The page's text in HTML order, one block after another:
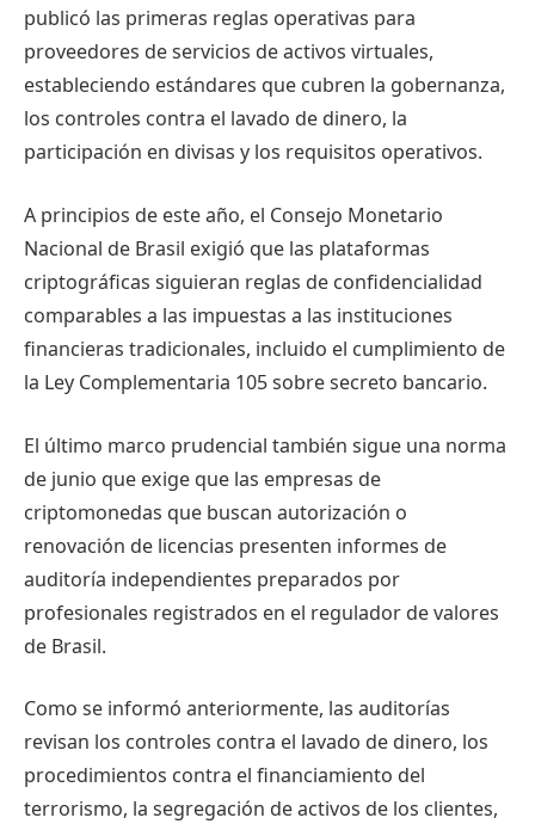
publicó las primeras reglas operativas para
proveedores de servicios de activos virtuales,
estableciendo estándares que cubren la gobernanza,
los controles contra el lavado de dinero, la
participación en divisas y los requisitos operativos.
A principios de este año, el Consejo Monetario
Nacional de Brasil exigió que las plataformas
criptográficas siguieran reglas de confidencialidad
comparables a las impuestas a las instituciones
financieras tradicionales, incluido el cumplimiento de
la Ley Complementaria 105 sobre secreto bancario.
El último marco prudencial también sigue una norma
de junio que exige que las empresas de
criptomonedas que buscan autorización o
renovación de licencias presenten informes de
auditoría independientes preparados por
profesionales registrados en el regulador de valores
de Brasil.
Como se informó anteriormente, las auditorías
revisan los controles contra el lavado de dinero, los
procedimientos contra el financiamiento del
terrorismo, la segregación de activos de los clientes,